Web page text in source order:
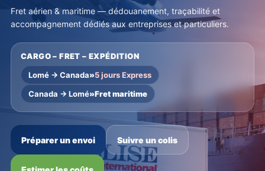
Fret aérien & maritime — dédouanement, traçabilité et
accompagnement dédiés aux entreprises et particuliers.
CARGO – FRET – EXPÉDITION
Lomé → Canada»5 jours Express
Canada → Lomé»Fret maritime
Préparer un envoi Suivre un colis